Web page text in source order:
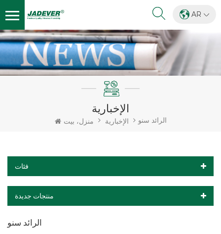
AR
الإخبارية
منزل، بيت الإخبارية الرائد سنو
فئات
منتجات جديدة
الرائد سنو